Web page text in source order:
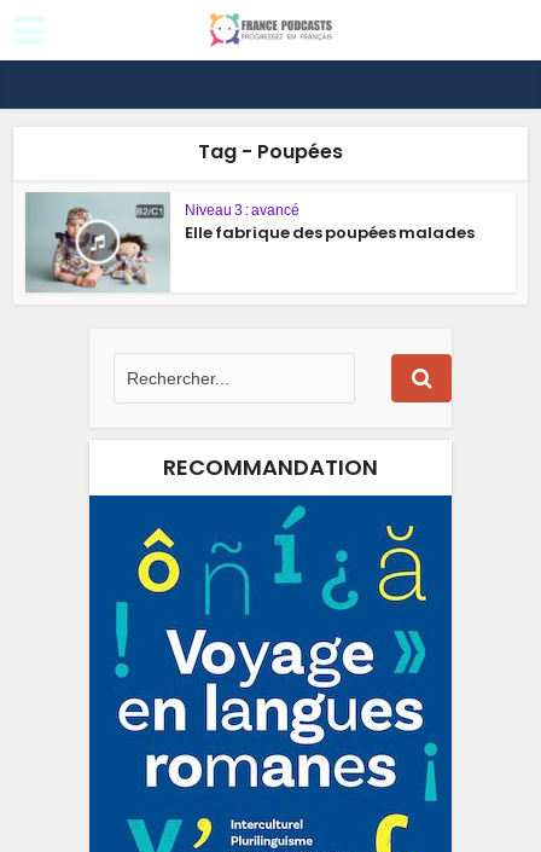
Tag - Poupées
Niveau 3 : avancé
Elle fabrique des poupées malades
RECOMMANDATION